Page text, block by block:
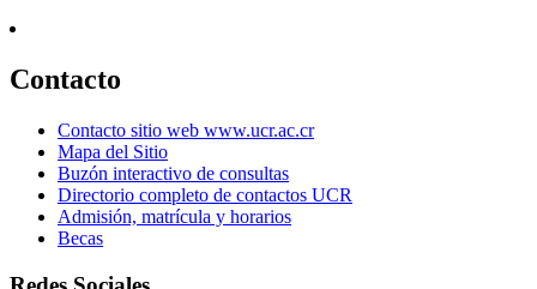
Contacto
Contacto sitio web www.ucr.ac.cr
Mapa del Sitio
Buzón interactivo de consultas
Directorio completo de contactos UCR
Admisión, matrícula y horarios
Becas